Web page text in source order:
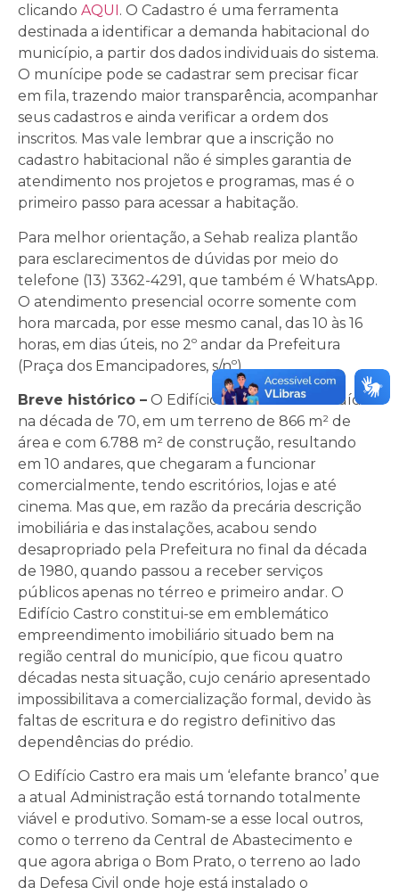
clicando AQUI . O Cadastro é uma ferramenta
destinada a identificar a demanda habitacional do
município, a partir dos dados individuais do sistema.
O munícipe pode se cadastrar sem precisar ficar
em fila, trazendo maior transparência, acompanhar
seus cadastros e ainda verificar a ordem dos
inscritos. Mas vale lembrar que a inscrição no
cadastro habitacional não é simples garantia de
atendimento nos projetos e programas, mas é o
primeiro passo para acessar a habitação.
Para melhor orientação, a Sehab realiza plantão
para esclarecimentos de dúvidas por meio do
telefone (13) 3362-4291, que também é WhatsApp.
O atendimento presencial ocorre somente com
hora marcada, por esse mesmo canal, das 10 às 16
horas, em dias úteis, no 2º andar da Prefeitura
(Praça dos Emancipadores, s/nº).
Breve histórico – O Edifício Castro foi construído
na década de 70, em um terreno de 866 m² de
área e com 6.788 m² de construção, resultando
em 10 andares, que chegaram a funcionar
comercialmente, tendo escritórios, lojas e até
cinema. Mas que, em razão da precária descrição
imobiliária e das instalações, acabou sendo
desapropriado pela Prefeitura no final da década
de 1980, quando passou a receber serviços
públicos apenas no térreo e primeiro andar. O
Edifício Castro constitui-se em emblemático
empreendimento imobiliário situado bem na
região central do município, que ficou quatro
décadas nesta situação, cujo cenário apresentado
impossibilitava a comercialização formal, devido às
faltas de escritura e do registro definitivo das
dependências do prédio.
O Edifício Castro era mais um ‘elefante branco’ que
a atual Administração está tornando totalmente
viável e produtivo. Somam-se a esse local outros,
como o terreno da Central de Abastecimento e
que agora abriga o Bom Prato, o terreno ao lado
da Defesa Civil onde hoje está instalado o